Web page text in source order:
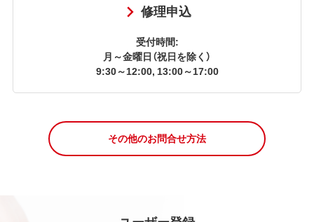
修理申込
受付時間:
月～金曜日（祝日を除く）
9:30～12:00, 13:00～17:00
その他のお問合せ方法